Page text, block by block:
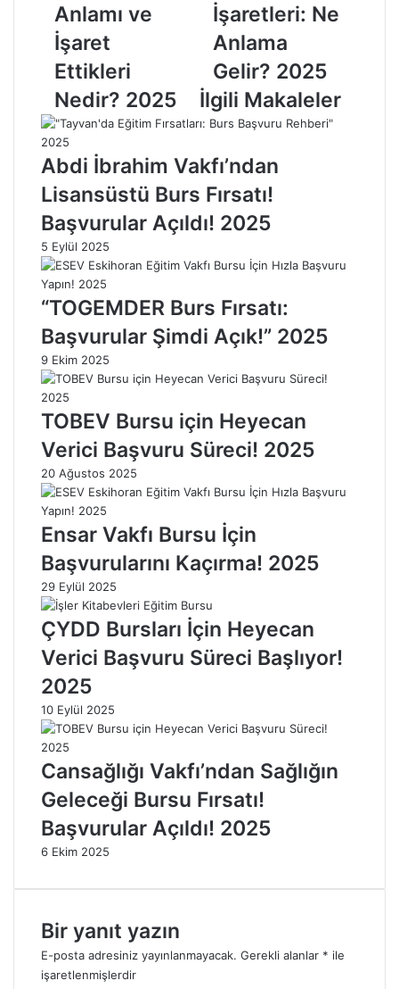
a
İ
n
ş
a
a
t
G
ö
r
m
e
k
:
A
n
l
a
m
ı
v
e
İ
ş
r
E
t
i
k
l
e
i
N
e
d
i
?
2
2
Anlamı ve
İşaret
Ettikleri
Nedir? 2025
H
ı
z
ı
K
ş
m
a
n
l
a
ı
ş
r
l
e
N
e
a
a
e
5
İşaretleri: Ne
Anlama
Gelir? 2025
İlgili Makaleler
Abdi İbrahim Vakfı’ndan
Lisansüstü Burs Fırsatı!
Başvurular Açıldı! 2025
5 Eylül 2025
“TOGEMDER Burs Fırsatı:
Başvurular Şimdi Açık!” 2025
9 Ekim 2025
TOBEV Bursu için Heyecan
Verici Başvuru Süreci! 2025
20 Ağustos 2025
Ensar Vakfı Bursu İçin
Başvurularını Kaçırma! 2025
29 Eylül 2025
ÇYDD Bursları İçin Heyecan
Verici Başvuru Süreci Başlıyor!
2025
10 Eylül 2025
Cansağlığı Vakfı’ndan Sağlığın
Geleceği Bursu Fırsatı!
Başvurular Açıldı! 2025
6 Ekim 2025
Bir yanıt yazın
E-posta adresiniz yayınlanmayacak. Gerekli alanlar * ile
işaretlenmişlerdir